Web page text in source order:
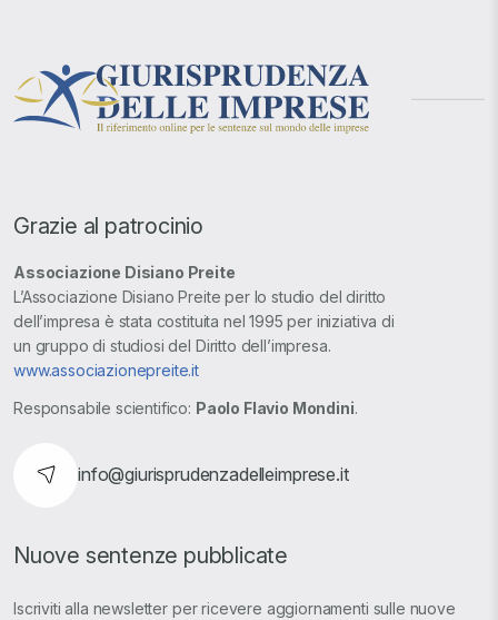
Grazie al patrocinio
Associazione Disiano Preite
L’Associazione Disiano Preite per lo studio del diritto
dell’impresa è stata costituita nel 1995 per iniziativa di
un gruppo di studiosi del Diritto dell’impresa.
www.associazionepreite.it
Responsabile scientifico: Paolo Flavio Mondini.
info@giurisprudenzadelleimprese.it
Nuove sentenze pubblicate
Iscriviti alla newsletter per ricevere aggiornamenti sulle nuove